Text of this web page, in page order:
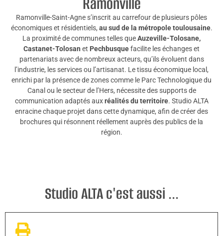
Ramonville-Saint-Agne s’inscrit au carrefour de plusieurs pôles
économiques et résidentiels, au sud de la métropole toulousaine.
La proximité de communes telles queAuzeville-Tolosane,
Castanet-Tolosan et Pechbusquefacilite les échanges et
partenariats avec de nombreux acteurs, qu’ils évoluent dans
l’industrie, les services ou l’artisanat. Le tissu économique local,
enrichi par la présence de zones comme le Parc Technologique du
Canal ou le secteur de l’Hers, nécessite des supports de
communication adaptés auxréalités du territoire. Studio ALTA
enracine chaque projet dans cette dynamique, afin de créer des
brochures qui résonnent réellement auprès des publics de la
région.
Studio ALTA c'est aussi ...